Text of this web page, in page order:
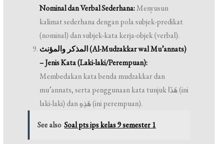
Nominal dan Verbal Sederhana:Menyusun
kalimat sederhana dengan pola subjek-predikat
(nominal) dan subjek-kata kerja-objek (verbal).
المذكر والمؤنث (Al-Mudzakkar wal Mu’annats)
– Jenis Kata (Laki-laki/Perempuan):
Membedakan kata benda mudzakkar dan
mu’annats, serta penggunaan kata tunjuk هَذَا (ini
laki-laki) dan هَذِهِ (ini perempuan).
See also Soal pts ips kelas 9 semester 1